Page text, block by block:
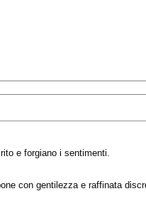
e forgiano i sentimenti.
con gentilezza e raffinata